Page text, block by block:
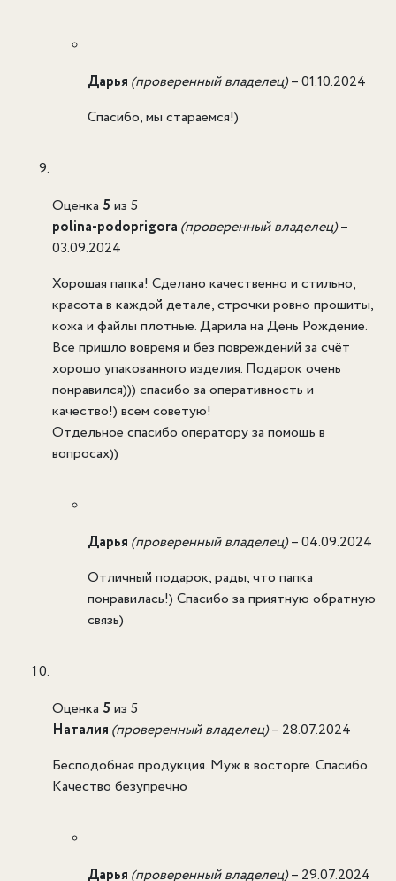
Дарья (проверенный владелец)–01.10.2024
Спасибо, мы стараемся!)
Оценка 5 из 5
polina-podoprigora (проверенный владелец)–
03.09.2024
Хорошая папка! Сделано качественно и стильно,
красота в каждой детале, строчки ровно прошиты,
кожа и файлы плотные. Дарила на День Рождение.
Все пришло вовремя и без повреждений за счёт
хорошо упакованного изделия. Подарок очень
понравился))) спасибо за оперативность и
качество!) всем советую!
Отдельное спасибо оператору за помощь в
вопросах))
Дарья (проверенный владелец)–04.09.2024
Отличный подарок, рады, что папка
понравилась!) Спасибо за приятную обратную
связь)
Оценка 5 из 5
Наталия (проверенный владелец)– 28.07.2024
Бесподобная продукция. Муж в восторге. Спасибо
Качество безупречно
Дарья (проверенный владелец)– 29.07.2024